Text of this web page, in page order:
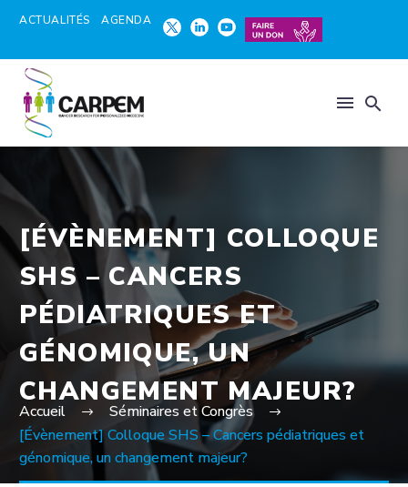
ACTUALITÉS AGENDA
[ÉVÈNEMENT] COLLOQUE
SHS – CANCERS
PÉDIATRIQUES ET
GÉNOMIQUE, UN
CHANGEMENT MAJEUR?
Accueil
Séminaires et Congrès
[Évènement] Colloque SHS – Cancers pédiatriques et
génomique, un changement majeur?